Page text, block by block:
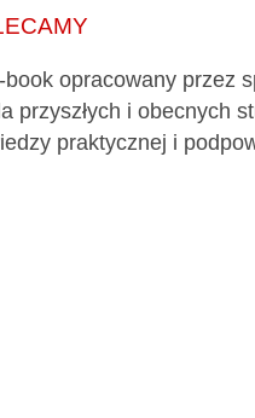
book opracowany przez
przyszłych i obecnych
praktycznej i